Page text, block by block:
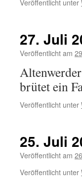
Veröffentlicht unter
27. Juli
Veröffentlicht am
brütet ein
Veröffentlicht unter
25. Juli
Veröffentlicht am
Veröffentlicht unter